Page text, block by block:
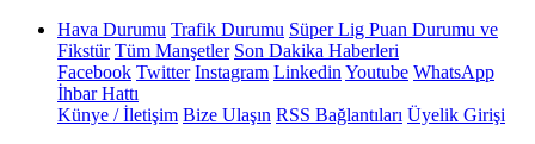
Hava Durumu Trafik Durumu Süper Lig Puan Durumu ve
Fikstür Tüm Manşetler Son Dakika Haberleri
Facebook Twitter Instagram Linkedin Youtube WhatsApp
İhbar Hattı
Künye / İletişim Bize Ulaşın RSS Bağlantıları Üyelik Girişi